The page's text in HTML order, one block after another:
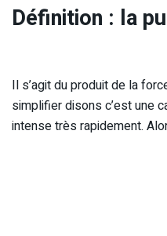
Définition : la
Il s’agit du produit de la
simplifier disons c’est une
intense très rapidement.